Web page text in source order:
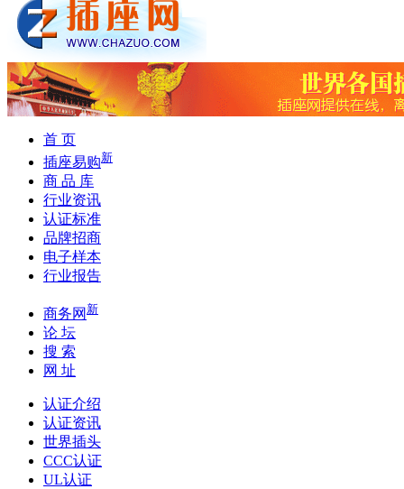
首 页
插座易购新
商 品 库
行业资讯
认证标准
品牌招商
电子样本
行业报告
商务网 新
论 坛
搜 索
网 址
认证介绍
认证资讯
世界插头
CCC认证
UL认证